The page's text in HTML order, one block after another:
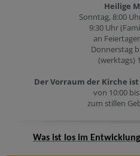
Heilige
Sonntag, 8:00
9:30 Uhr
an
Donnerstag
(werktags)
Der Vorraum der Kirche
von 10:00
zum stillen
Was ist los im